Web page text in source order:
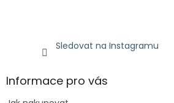
Sledovat na Instagramu
Informace pro vás